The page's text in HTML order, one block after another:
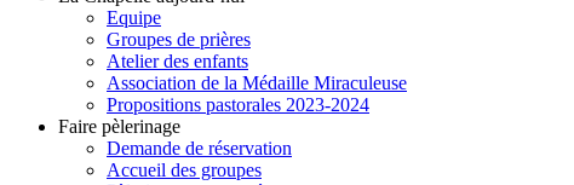
Equipe
Groupes de prières
Atelier des enfants
Association de la Médaille Miraculeuse
Propositions pastorales 2023-2024
Faire pèlerinage
Demande de réservation
Accueil des groupes